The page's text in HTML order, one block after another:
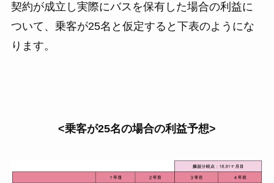
契約が成立し実際にバスを保有した場合の利益に
ついて、乗客が25名と仮定すると下表のようにな
ります。
<乗客が25名の場合の利益予想>